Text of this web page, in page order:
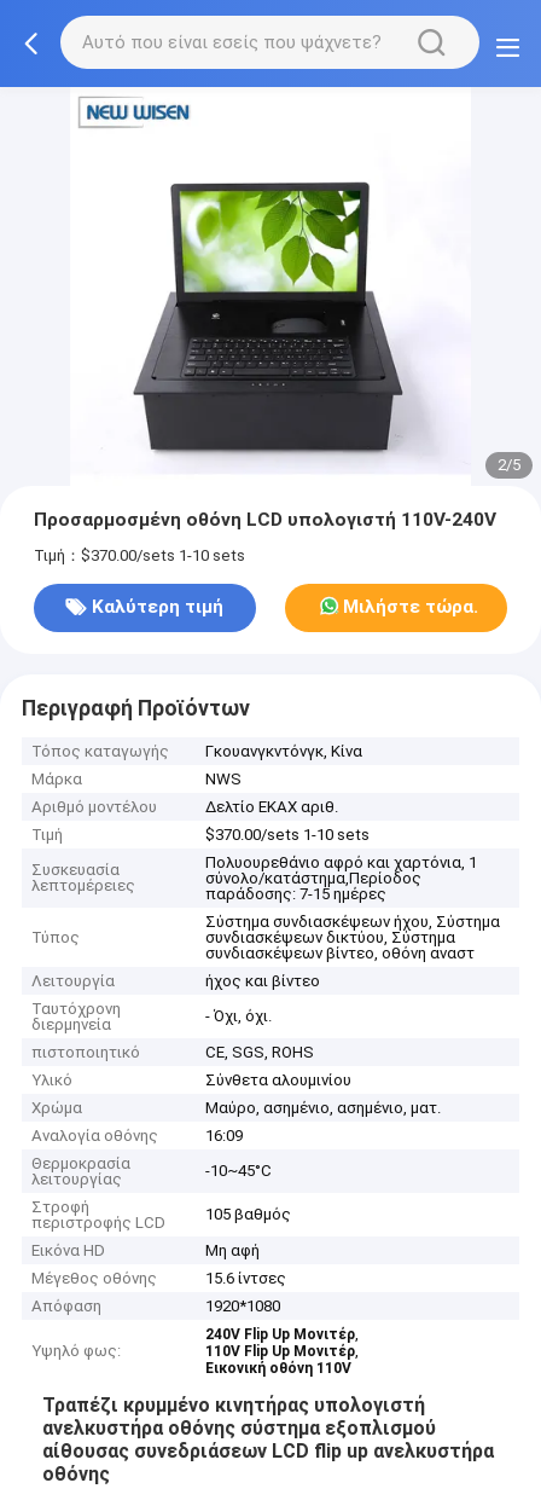
2/5
Προσαρμοσμένη οθόνη LCD υπολογιστή 110V-240V
Τιμή：$370.00/sets 1-10 sets
Καλύτερη τιμή Μιλήστε τώρα.
Περιγραφή Προϊόντων
Τόπος καταγωγής
Γκουανγκντόνγκ, Κίνα
Μάρκα
NWS
Αριθμό μοντέλου
Δελτίο ΕΚΑΧ αριθ.
Τιμή
$370.00/sets 1-10 sets
Συσκευασία
λεπτομέρειες
Πολυουρεθάνιο αφρό και χαρτόνια, 1
σύνολο/κατάστημα,Περίοδος
παράδοσης: 7-15 ημέρες
Τύπος
Σύστημα συνδιασκέψεων ήχου, Σύστημα
συνδιασκέψεων δικτύου, Σύστημα
συνδιασκέψεων βίντεο, οθόνη αναστ
Λειτουργία
ήχος και βίντεο
Ταυτόχρονη
διερμηνεία
- Όχι, όχι.
πιστοποιητικό
CE, SGS, ROHS
Υλικό
Σύνθετα αλουμινίου
Χρώμα
Μαύρο, ασημένιο, ασημένιο, ματ.
Αναλογία οθόνης
16:09
Θερμοκρασία
λειτουργίας
-10~45°C
Στροφή
περιστροφής LCD
105 βαθμός
Εικόνα HD
Μη αφή
Μέγεθος οθόνης
15.6 ίντσες
Απόφαση
1920*1080
Υψηλό φως:
240V Flip Up Μονιτέρ,
110V Flip Up Μονιτέρ,
Εικονική οθόνη 110V
Τραπέζι κρυμμένο κινητήρας υπολογιστή
ανελκυστήρα οθόνης σύστημα εξοπλισμού
αίθουσας συνεδριάσεων LCD flip up ανελκυστήρα
οθόνης